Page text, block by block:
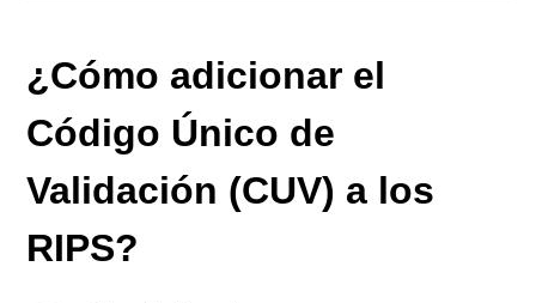
¿Cómo adicionar el
Código Único de
Validación (CUV) a los
RIPS?